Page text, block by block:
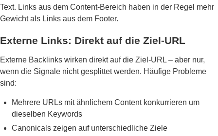
Text. Links aus dem Content-Bereich haben in der Regel mehr
Gewicht als Links aus dem Footer.
Externe Links: Direkt auf die Ziel-URL
Externe Backlinks wirken direkt auf die Ziel-URL – aber nur,
wenn die Signale nicht gesplittet werden. Häufige Probleme
sind:
Mehrere URLs mit ähnlichem Content konkurrieren um
dieselben Keywords
Canonicals zeigen auf unterschiedliche Ziele